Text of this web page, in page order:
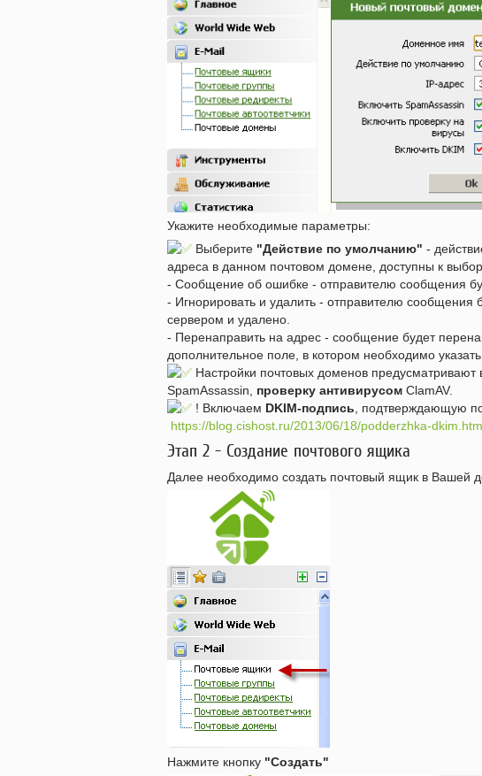
Укажите необходимые параметры:
Выберите "Действие по умолчанию" -
адреса в данном почтовом домене, доступны к
- Сообщение об ошибке - отправителю сообщения
- Игнорировать и удалить - отправителю
сервером и удалено.
- Перенаправить на адрес - сообщение будет
дополнительное поле, в котором необходимо
Настройки почтовых доменов
SpamAssassin, проверку антивирусом ClamAV.
! Включаем DKIM-подпись , подтверждающую
https://blog.cishost.ru/2013/06/18/podderzhka-
Этап 2 - Создание почтового ящика
Далее необходимо создать почтовый ящик в Вашей
Нажмите кнопку "Создать"